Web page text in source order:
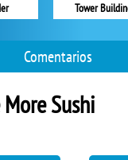
Tower
Comentarios
Sushi